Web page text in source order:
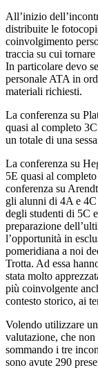
All’inizio
distribuite le
coinvolgimento
traccia su cui
In particolare devo
personale ATA in
materiali richiesti.
La conferenza su
quasi al completo
un totale di una
La conferenza su
5E quasi al
conferenza su
gli alunni di 4A e 4C
degli studenti di 5C
preparazione
l’opportunità in
pomeridiana a noi
Trotta. Ad essa
stata molto
più coinvolgente
contesto storico, ai
Volendo utilizzare
valutazione, che
sommando i tre
sono avute 290